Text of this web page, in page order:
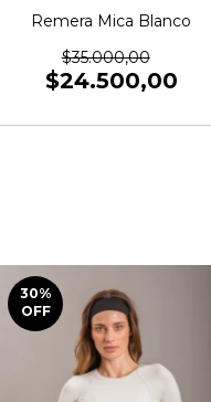
Remera Mica Blanco
$35.000,00
$24.500,00
30%
OFF